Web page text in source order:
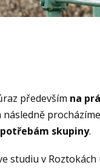
především na
následně
skupiny.
studiu v